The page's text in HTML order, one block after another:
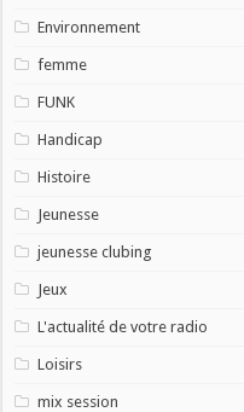
Environnement
femme
FUNK
Handicap
Histoire
Jeunesse
jeunesse clubing
Jeux
L'actualité de votre radio
Loisirs
mix session